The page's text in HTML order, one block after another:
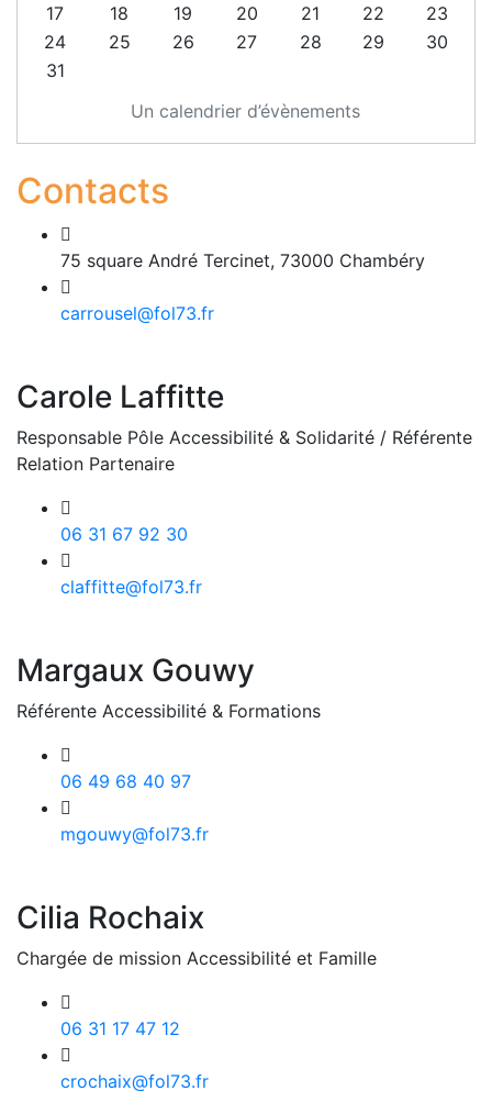
Un calendrier d’évènements
17
18 19 20 21 22
23
24
25 26 27 28 29
30
31
Contacts
75 square André Tercinet, 73000 Chambéry
carrousel@fol73.fr
Carole Laffitte
Responsable Pôle Accessibilité & Solidarité / Référente
Relation Partenaire
06 31 67 92 30
claffitte@fol73.fr
Margaux Gouwy
Référente Accessibilité & Formations
06 49 68 40 97
mgouwy@fol73.fr
Cilia Rochaix
Chargée de mission Accessibilité et Famille
06 31 17 47 12
crochaix@fol73.fr